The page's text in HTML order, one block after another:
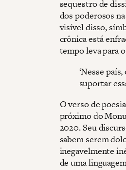
sequestro de
dos poderosos
visível disso,
crônica está
tempo leva para o
‘Nesse
suportar
O verso de
próximo do
2020. Seu
sabem serem
inegavelmente
de uma